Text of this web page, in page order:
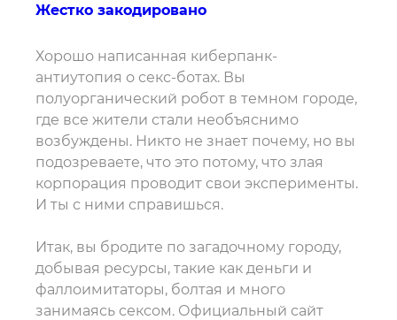
Жестко закодировано
Хорошо написанная киберпанк-
антиутопия о секс-ботах. Вы
полуорганический робот в темном городе,
где все жители стали необъяснимо
возбуждены. Никто не знает почему, но вы
подозреваете, что это потому, что злая
корпорация проводит свои эксперименты.
И ты с ними справишься.
Итак, вы бродите по загадочному городу,
добывая ресурсы, такие как деньги и
фаллоимитаторы, болтая и много
занимаясь сексом. Официальный сайт